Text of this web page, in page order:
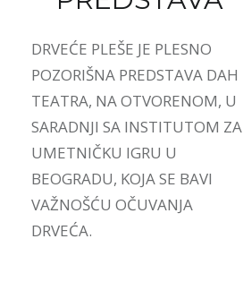
DRVEĆE PLEŠE JE PLESNO
POZORIŠNA PREDSTAVA DAH
TEATRA, NA OTVORENOM, U
SARADNJI SA INSTITUTOM ZA
UMETNIČKU IGRU U
BEOGRADU, KOJA SE BAVI
VAŽNOŠĆU OČUVANJA
DRVEĆA.